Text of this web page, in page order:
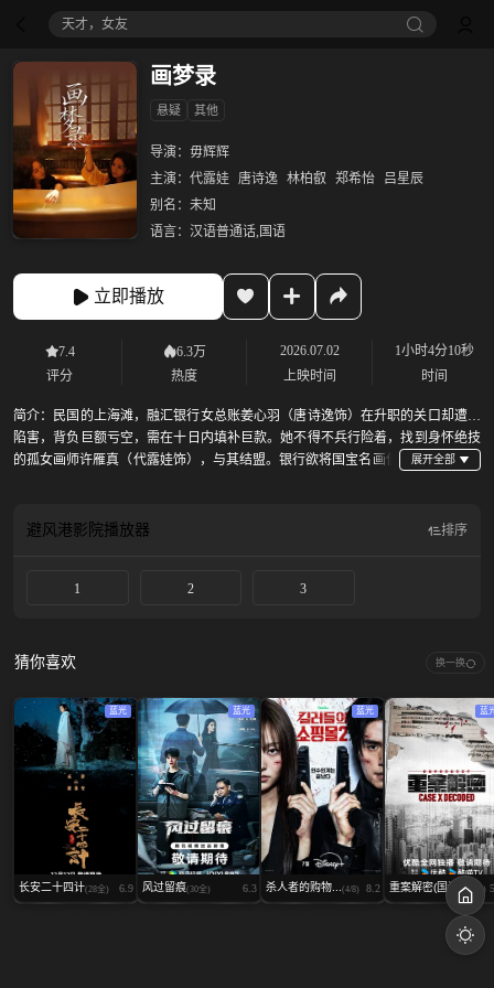
天才，女友
画梦录
悬疑 其他
导演： 毋辉辉
主演： 代露娃 唐诗逸 林柏叡 郑希怡
吕星辰
别名： 未知
语言： 汉语普通话,国语
立即播放
7.4
评分
6.3万
热度
2026.07.02
上映时间
1小时4分10秒
时间
简介：
民国的上海滩，融汇银行女总账姜心羽（唐诗逸饰）在升职的关口却遭人
陷害，背负巨额亏空，需在十日内填补巨款。她不得不兵行险着，找到身怀绝技
的孤女画师许雁真（代露娃饰），与其结盟。银行欲将国宝名画低
阻，解决重重困境。
避风港影院播放器 排序
1 2 3
猜你喜欢 换一换
蓝光
长安二十四计(28全) 6.9
蓝光
风过留痕(30全) 6.3
蓝光
杀人者的购物... (4/8) 8.2
蓝
重案解密(国语)(12全)